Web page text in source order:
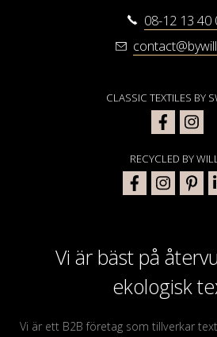
Vi är bäst på
ekologisk
Vi är ett B2B företag som tillverkar
08-12 13 40
CLASSIC TEXTILES BY
RECYCLED BY